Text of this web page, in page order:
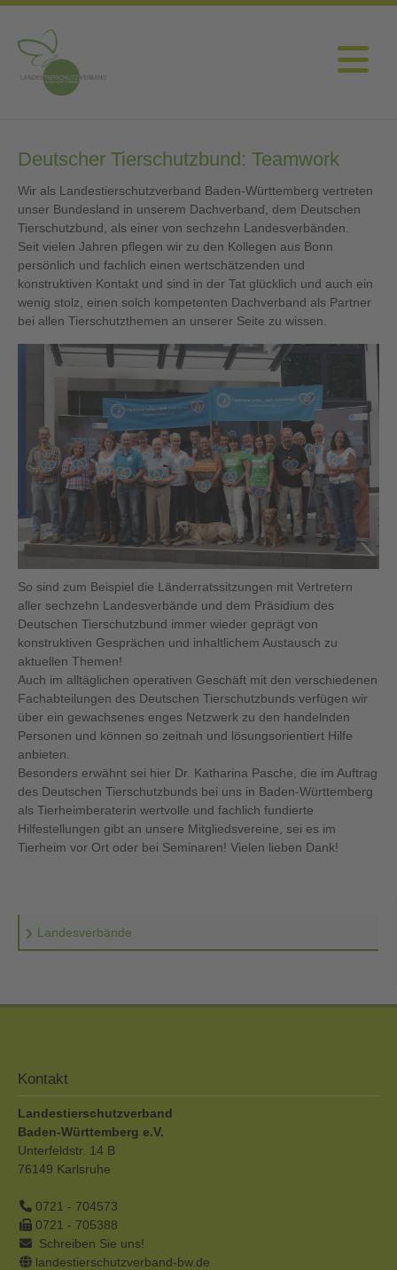
Deutscher Tierschutzbund: Teamwork
Wir als Landestierschutzverband Baden-Württemberg vertreten
unser Bundesland in unserem Dachverband, dem Deutschen
Tierschutzbund, als einer von sechzehn Landesverbänden.
Seit vielen Jahren pflegen wir zu den Kollegen aus Bonn
persönlich und fachlich einen wertschätzenden und
konstruktiven Kontakt und sind in der Tat glücklich und auch ein
wenig stolz, einen solch kompetenten Dachverband als Partner
bei allen Tierschutzthemen an unserer Seite zu wissen.
So sind zum Beispiel die Länderratssitzungen mit Vertretern
aller sechzehn Landesverbände und dem Präsidium des
Deutschen Tierschutzbund immer wieder geprägt von
konstruktiven Gesprächen und inhaltlichem Austausch zu
aktuellen Themen!
Auch im alltäglichen operativen Geschäft mit den verschiedenen
Fachabteilungen des Deutschen Tierschutzbunds verfügen wir
über ein gewachsenes enges Netzwerk zu den handelnden
Personen und können so zeitnah und lösungsorientiert Hilfe
anbieten.
Besonders erwähnt sei hier Dr. Katharina Pasche, die im Auftrag
des Deutschen Tierschutzbunds bei uns in Baden-Württemberg
als Tierheimberaterin wertvolle und fachlich fundierte
Hilfestellungen gibt an unsere Mitgliedsvereine, sei es im
Tierheim vor Ort oder bei Seminaren! Vielen lieben Dank!
Landesverbände
Kontakt
Landestierschutzverband
Baden-Württemberg e.V.
Unterfeldstr. 14 B
76149 Karlsruhe
0721 - 704573
0721 - 705388
Schreiben Sie uns!
landestierschutzverband-bw.de